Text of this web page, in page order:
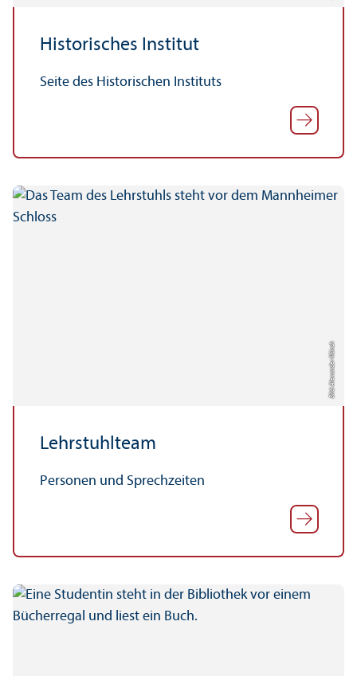
Historisches Institut
Seite des Historischen Instituts
Bild: Alexander Münch
Lehr­stuhl­team
Personen und Sprechzeiten